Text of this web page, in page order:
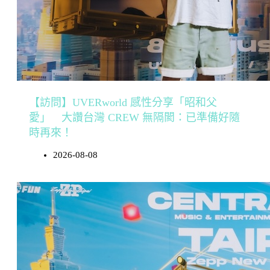
【訪問】UVERworld 感性分享「昭和父
愛」 大讚台灣 CREW 無隔閡：已準備好隨
時再來！
2026-08-08